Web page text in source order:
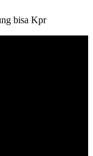
bisa Kpr